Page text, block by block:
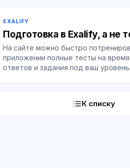
EXALIFY
Подготовка в Exalify, а не
На сайте можно быстро
приложении полные тесты на
ответов и задания под ваш уровень.
К списку